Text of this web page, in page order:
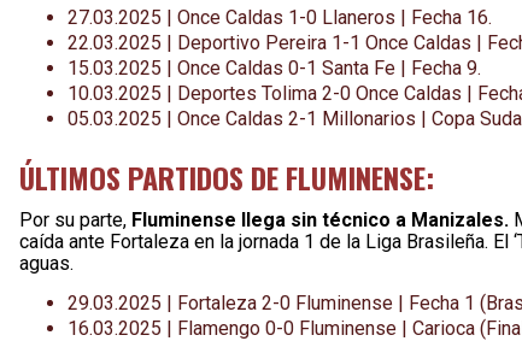
27.03.2025 | Once Caldas 1-0 Llaneros | Fecha 16.
22.03.2025 | Deportivo Pereira 1-1 Once Caldas |
15.03.2025 | Once Caldas 0-1 Santa Fe | Fecha 9.
10.03.2025 | Deportes Tolima 2-0 Once Caldas |
05.03.2025 | Once Caldas 2-1 Millonarios | Copa
ÚLTIMOS PARTIDOS DE FLUMINENSE:
Por su parte, Fluminense llega sin técnico a Manizales.
caída ante Fortaleza en la jornada 1 de la Liga Brasileña.
aguas.
29.03.2025 | Fortaleza 2-0 Fluminense | Fecha 1
16.03.2025 | Flamengo 0-0 Fluminense | Carioca